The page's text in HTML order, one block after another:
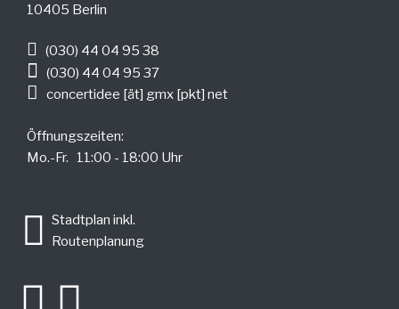
10405 Berlin
(030) 44 04 95 38
(030) 44 04 95 37
concertidee [ät] gmx [pkt] net
Öffnungszeiten:
Mo.-Fr. 11:00 - 18:00 Uhr
Stadtplan inkl.
Routenplanung